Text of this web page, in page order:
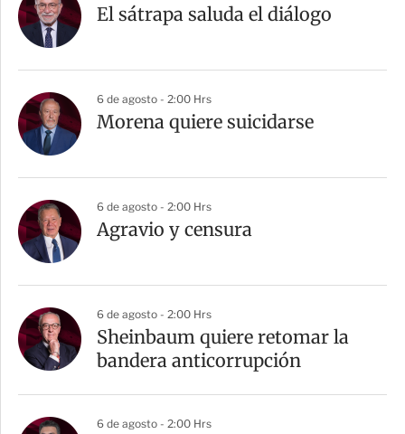
El sátrapa saluda el diálogo
6 de agosto - 2:00 Hrs
Morena quiere suicidarse
6 de agosto - 2:00 Hrs
Agravio y censura
6 de agosto - 2:00 Hrs
Sheinbaum quiere retomar la
bandera anticorrupción
6 de agosto - 2:00 Hrs